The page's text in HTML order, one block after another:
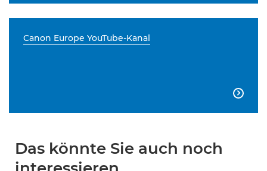
Canon Europe YouTube-Kanal

Das könnte Sie auch noch